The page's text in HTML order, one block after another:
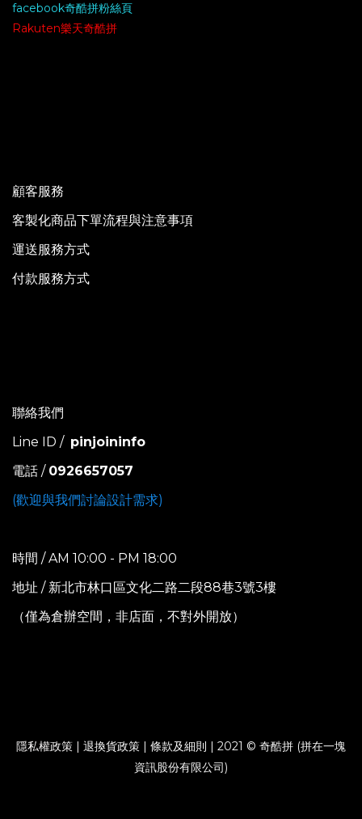
facebook奇酷拼粉絲頁
Rakuten樂天奇酷拼
顧客服務
客製化商品下單流程與注意事項
運送服務方式
付款服務方式
聯絡我們
Line ID / pinjoininfo
電話 / 0926657057
(歡迎與我們討論設計需求)
時間 / AM 10:00 - PM 18:00
地址 / 新北市林口區文化二路二段88巷3號3樓
（僅為倉辦空間，非店面，不對外開放）
隱私權政策 | 退換貨政策 | 條款及細則 | 2021 © 奇酷拼 (拼在一塊
資訊股份有限公司)